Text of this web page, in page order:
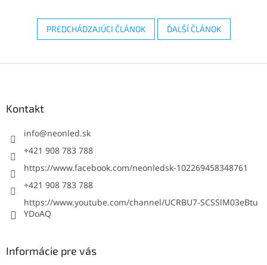
PREDCHÁDZAJÚCI ČLÁNOK ĎALŠÍ ČLÁNOK
Kontakt
info@neonled.sk
+421 908 783 788
https://www.facebook.com/neonledsk-102269458348761
+421 908 783 788
https://www.youtube.com/channel/UCRBU7-SCSSlM03eBtu
YDoAQ
Informácie pre vás